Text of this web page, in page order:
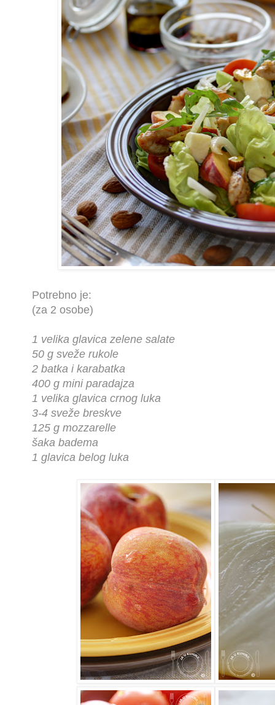
Potrebno je:
(za 2 osobe)
1 velika glavica zelene salate
50 g sveže rukole
2 batka i karabatka
400 g mini paradajza
1 velika glavica crnog luka
3-4 sveže breskve
125 g mozzarelle
šaka badema
1 glavica belog luka